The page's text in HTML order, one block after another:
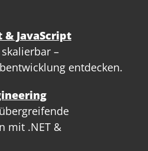
JavaScript
–
entdecken.
mit .NET &